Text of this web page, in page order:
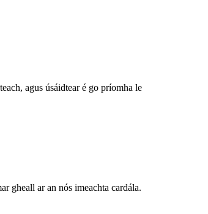
agus úsáidtear é go príomha le
gheall ar an nós imeachta cardála.